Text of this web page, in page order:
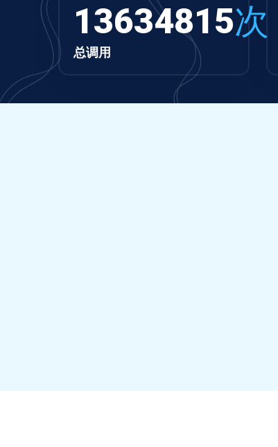
13634815次
总调用